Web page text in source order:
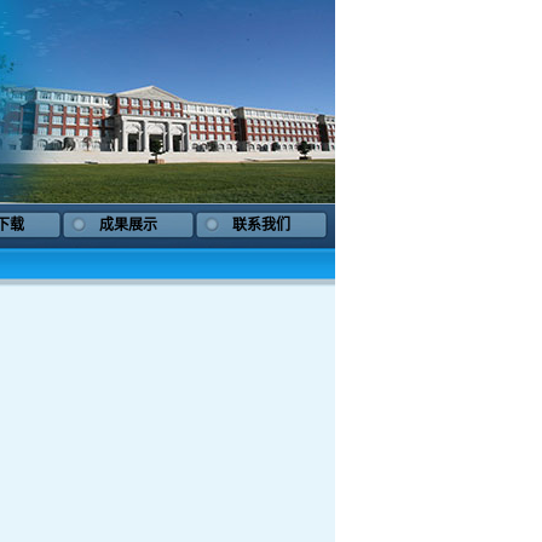
载 成果展示 联系我们